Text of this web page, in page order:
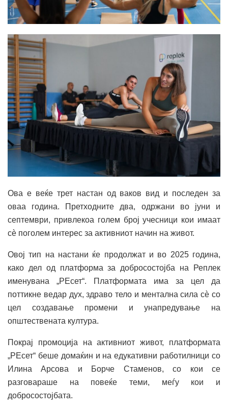
Ова е веќе трет настан од ваков вид и последен за
оваа година. Претходните два, одржани во јуни и
септември, привлекоа голем број учесници кои имаат
сè поголем интерес за активниот начин на живот.
Овој тип на настани ќе продолжат и во 2025 година,
како дел од платформа за добросостојба на Реплек
именувана „РЕсет“. Платформата има за цел да
поттикне ведар дух, здраво тело и ментална сила сѐ со
цел создавање промени и унапредување на
општествената култура.
Покрај промоција на активниот живот, платформата
„РЕсет“ беше домаќин и на едукативни работилници со
Илина Арсова и Борче Стаменов, со кои се
разговараше на повеќе теми, меѓу кои и
добросостојбата.